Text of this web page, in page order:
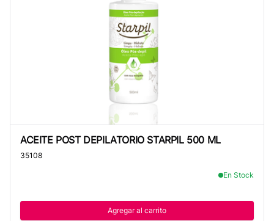
ACEITE POST DEPILATORIO STARPIL 500 ML
35108
En Stock
Agregar al carrito